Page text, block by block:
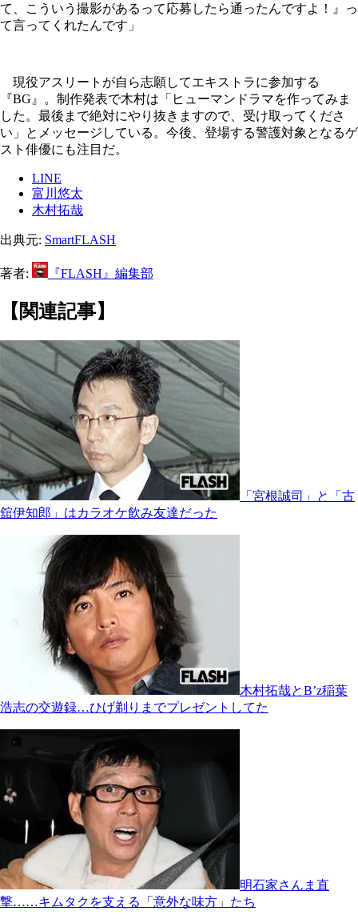
て、こういう撮影があるって応募したら通ったんですよ！』っ
て言ってくれたんです」
現役アスリートが自ら志願してエキストラに参加する
『BG』。制作発表で木村は「ヒューマンドラマを作ってみま
した。最後まで絶対にやり抜きますので、受け取ってくださ
い」とメッセージしている。今後、登場する警護対象となるゲ
スト俳優にも注目だ。
LINE
富川悠太
木村拓哉
出典元: SmartFLASH
著者: 『FLASH』編集部
【関連記事】
「宮根誠司」と「古
舘伊知郎」はカラオケ飲み友達だった
木村拓哉とB’z稲葉
浩志の交遊録…ひげ剃りまでプレゼントしてた
明石家さんま直
撃……キムタクを支える「意外な味方」たち